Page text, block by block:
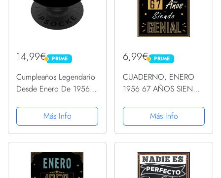
14,99€ PRIME
PRIME
Cumpleaños Legendario
Desde Enero De 1956
PopGrip Intercambiable
Más Info
6,99€ PRIME
PRIME
CUADERNO, ENERO
1956 67 AÑOS SIENDO
cumpleaños para
mujeres y hombres,
ideas de 67
cumpleaños... divertido,
... regalo...
Más Info